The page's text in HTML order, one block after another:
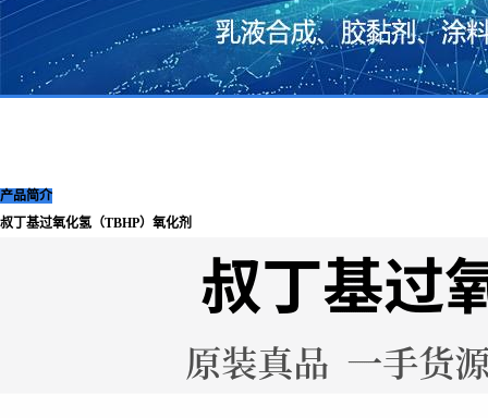
产品简介
叔丁基过氧化氢（TBHP）氧化剂